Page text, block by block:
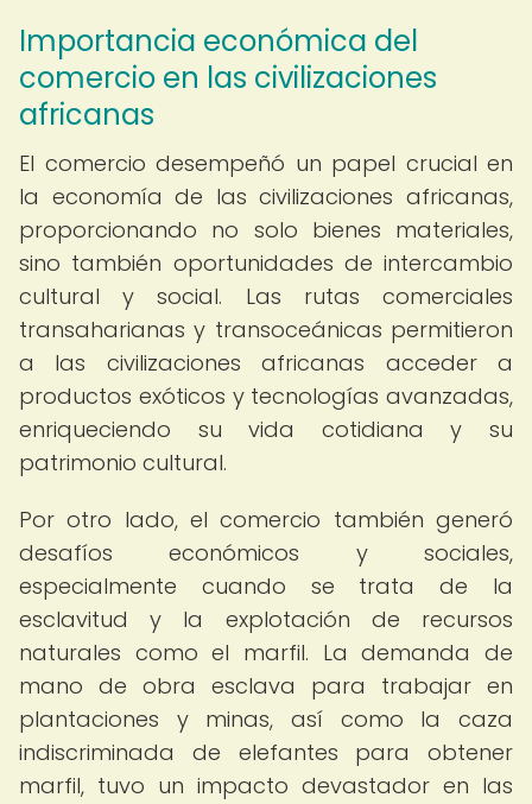
Importancia económica del
comercio en las civilizaciones
africanas
El comercio desempeñó un papel crucial en
la economía de las civilizaciones africanas,
proporcionando no solo bienes materiales,
sino también oportunidades de intercambio
cultural y social. Las rutas comerciales
transaharianas y transoceánicas permitieron
a las civilizaciones africanas acceder a
productos exóticos y tecnologías avanzadas,
enriqueciendo su vida cotidiana y su
patrimonio cultural.
Por otro lado, el comercio también generó
desafíos económicos y sociales,
especialmente cuando se trata de la
esclavitud y la explotación de recursos
naturales como el marfil. La demanda de
mano de obra esclava para trabajar en
plantaciones y minas, así como la caza
indiscriminada de elefantes para obtener
marfil, tuvo un impacto devastador en las